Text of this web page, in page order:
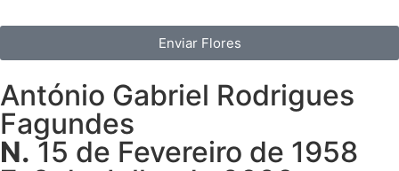
Enviar Flores
António Gabriel Rodrigues
Fagundes
N. 15 de Fevereiro de 1958